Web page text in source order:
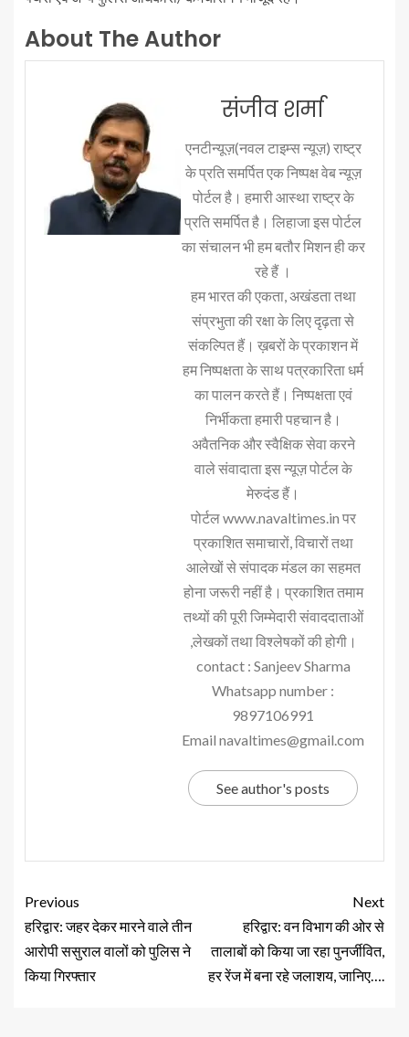
About The Author
संजीव शर्मा
एनटीन्यूज़(नवल टाइम्स न्यूज़) राष्ट्र
के प्रति समर्पित एक निष्पक्ष वेब न्यूज़
पोर्टल है। हमारी आस्था राष्ट्र के
प्रति समर्पित है। लिहाजा इस पोर्टल
का संचालन भी हम बतौर मिशन ही कर
रहे हैं ।
हम भारत की एकता, अखंडता तथा
संप्रभुता की रक्षा के लिए दृढ़ता से
संकल्पित हैं। ख़बरों के प्रकाशन में
हम निष्पक्षता के साथ पत्रकारिता धर्म
का पालन करते हैं। निष्पक्षता एवं
निर्भीकता हमारी पहचान है।
अवैतनिक और स्वैक्षिक सेवा करने
वाले संवादाता इस न्यूज़ पोर्टल के
मेरुदंड हैं।
पोर्टल www.navaltimes.in पर
प्रकाशित समाचारों, विचारों तथा
आलेखों से संपादक मंडल का सहमत
होना जरूरी नहीं है। प्रकाशित तमाम
तथ्यों की पूरी जिम्मेदारी संवाददाताओं
,लेखकों तथा विश्लेषकों की होगी।
contact : Sanjeev Sharma
Whatsapp number :
9897106991
Email navaltimes@gmail.com
See author's posts
Previous
हरिद्वार: जहर देकर मारने वाले तीन
आरोपी ससुराल वालों को पुलिस ने
किया गिरफ्तार
Next
हरिद्वार: वन विभाग की ओर से
तालाबों को किया जा रहा पुनर्जीवित,
हर रेंज में बना रहे जलाशय, जानिए….